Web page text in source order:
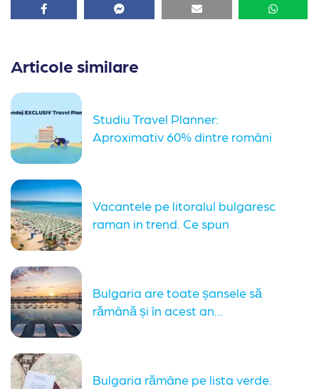
Facebook Facebook Email
Articole similare
Studiu Travel Planner:
Aproximativ 60% dintre români
Vacantele pe litoralul bulgaresc
raman in trend. Ce spun
Bulgaria are toate șansele să
rămână și în acest an...
Bulgaria rămâne pe lista verde.